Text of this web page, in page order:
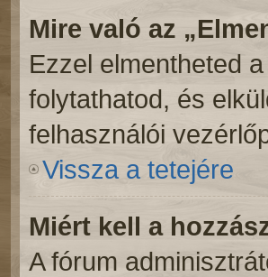
Mire való az
Ezzel elmentheted
folytathatod, és
felhasználói
Vissza a tetejére
Miért kell a
A fórum